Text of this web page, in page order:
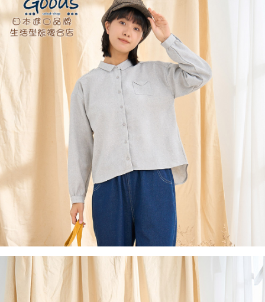
３．收到繳費通知簡訊後14天內，點擊此簡訊中的連結，可透過四大超商／
ATM／網路銀行／等多元方式進行付款，方視為交易完成。
※ 請注意：結帳手續完成當下不需立刻繳費，但若您需要取消訂單，請聯絡
購買商品的店家。未經商家同意取消之訂單仍視為有效，需透過AFTEE先享
後付繳納相關費用。
※ 交易是否成功請以「AFTEE先享後付 」之結帳頁面顯示為準，若有關於
是否繳費成功／繳費後需取消欲退款等相關疑問，請聯繫「AFTEE先享後付
客戶支援中心」 https://netprotections.freshdesk.com/support/home
【注意事項】
１．透過由恩沛科技股份有限公司提供之「AFTEE先享後付」服務完成之交
易，需依本服務之必要範圍內提供個人資料，並將交易相關給付款項請求債
權轉讓予恩沛科技股份有限公司。
２．關於個人資料處理事宜，請瀏覽以下網址：
https://aftee.tw/terms/#terms3
３．未成年的使用者請事先徵得法定代理人或監護人之同意方可使用
「AFTEE先享後付」，若未經同意申辦者引起之損失，本公司不負相關責
任。
４．使用「AFTEE先享後付」時，將依據個別帳號之用戶狀況，依本公司即
時審查核予不同之上限額度；若仍有額度不足之情形，本公司將視審查結果
請求用戶進行身份認證。
５．嚴禁一人註冊多個帳號或使用他人資訊註冊。若發現惡意使用之情形，
恩沛科技股份有限公司將有權停止該用戶之使用額度並採取法律行動。
7-11取貨付款
每筆NT$60，滿NT$2,000(含以上)免運費
付款後7-11取貨
每筆NT$60，滿NT$2,000(含以上)免運費
黑貓宅急便(包裹尺寸60cm以下)
每筆NT$100，滿NT$2,000(含以上)免運費
黑貓宅急便(包裹尺寸90cm以下)
每筆NT$140，滿NT$2,000(含以上)免運費